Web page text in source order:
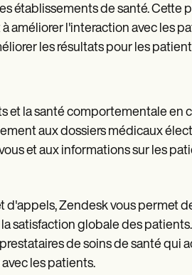
établissements de santé. Cette
améliorer l'interaction avec les
les résultats pour les
et la santé comportementale en
aux dossiers médicaux
et aux informations sur les
d'appels, Zendesk vous permet
satisfaction globale des
de soins de santé qui
les patients.